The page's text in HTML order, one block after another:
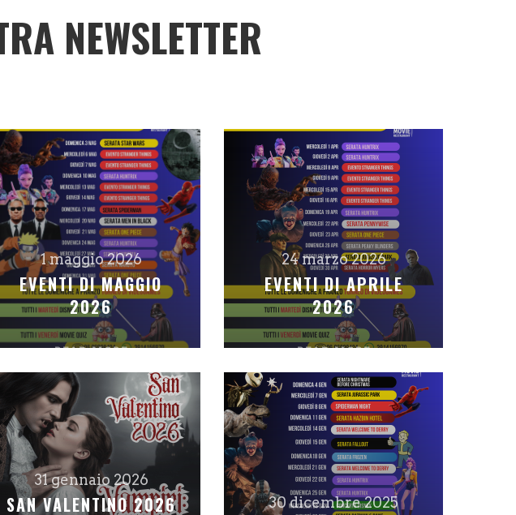
NEWSLETTER
1 maggio 2026
EVENTI DI MAGGIO
2026
READ MORE
24 marzo 2026
EVENTI DI APRILE
2026
READ MORE
31 gennaio 2026
SAN VALENTINO 2026 30 dicembre 2025